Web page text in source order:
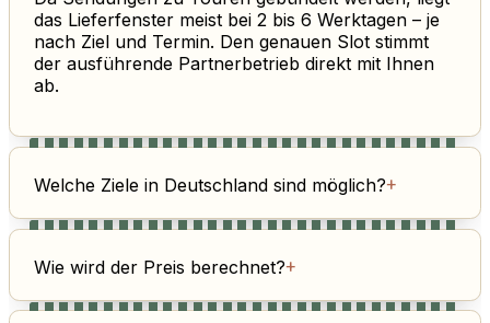
das Lieferfenster meist bei 2 bis 6 Werktagen – je
nach Ziel und Termin. Den genauen Slot stimmt
der ausführende Partnerbetrieb direkt mit Ihnen
ab.
Welche Ziele in Deutschland sind möglich?+
Wie wird der Preis berechnet?+